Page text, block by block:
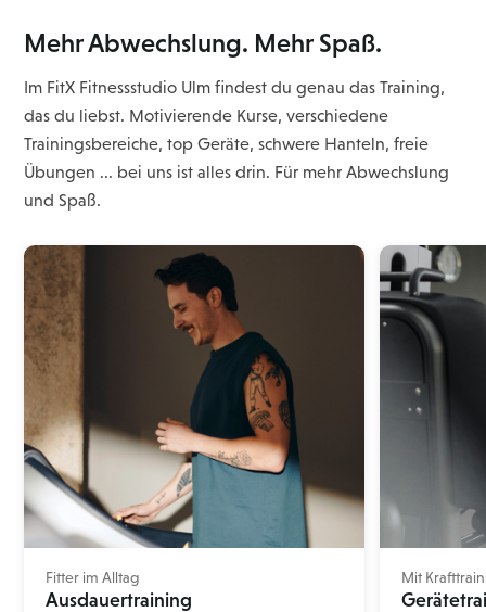
Mehr Abwechslung. Mehr Spaß.
Im FitX Fitnessstudio Ulm findest du genau das Training,
das du liebst. Motivierende Kurse, verschiedene
Trainingsbereiche, top Geräte, schwere Hanteln, freie
Übungen ... bei uns ist alles drin. Für mehr Abwechslung
und Spaß.
Fitter im Alltag
Ausdauertraining
Mit